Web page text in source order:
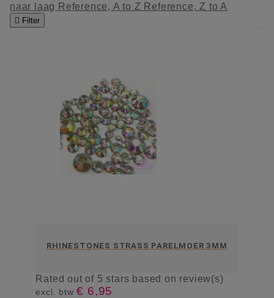
naar laag Reference, A to Z Reference, Z to A
 Filter
RHINESTONES STRASS PARELMOER 3MM
Ratedout of 5 stars based on review(s)
excl. btw€ 6,95